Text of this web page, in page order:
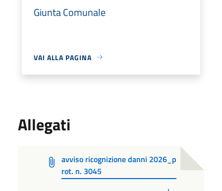
Giunta Comunale
VAI ALLA PAGINA
Allegati
avviso ricognizione danni 2026_p
rot. n. 3045